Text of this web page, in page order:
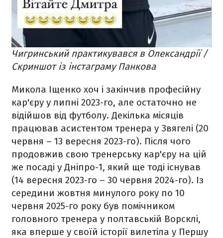
Чигринський практикувався в Олександрії /
Скриншот із інстаграму Панкова
Микола Іщенко хоч і закінчив професійну
кар'єру у липні 2023-го, але остаточно не
відійшов від футболу. Декілька місяців
працював асистентом тренера у Звягелі (20
червня – 13 вересня 2023-го). Після чого
продовжив свою тренерську кар'єру на цій
же посаді у Дніпро-1, який ще тоді існував
(14 вересня 2023-го – 30 червня 2024-го). Із
середини жовтня минулого року по 10
червня 2025-го року був помічником
головного тренера у полтавській Ворсклі,
яка вперше у своїй історії вилетіла у Першу